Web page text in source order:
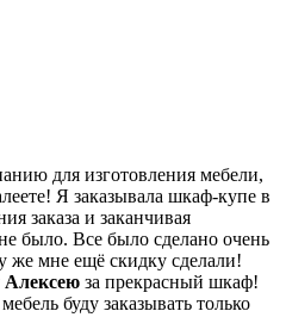
для изготовления мебели,
Я заказывала шкаф-купе в
заказа и заканчивая
было. Все было сделано очень
же мне ещё скидку сделали!
Алексею за прекрасный шкаф!
буду заказывать только